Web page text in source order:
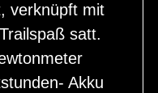
verknüpft mit
satt.
Akku